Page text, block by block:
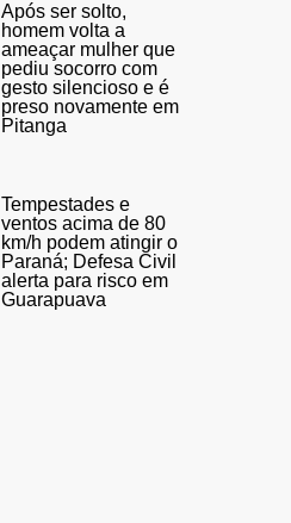
Após ser solto,
homem volta a
ameaçar mulher que
pediu socorro com
gesto silencioso e é
preso novamente em
Pitanga
Tempestades e
ventos acima de 80
km/h podem atingir o
Paraná; Defesa Civil
alerta para risco em
Guarapuava